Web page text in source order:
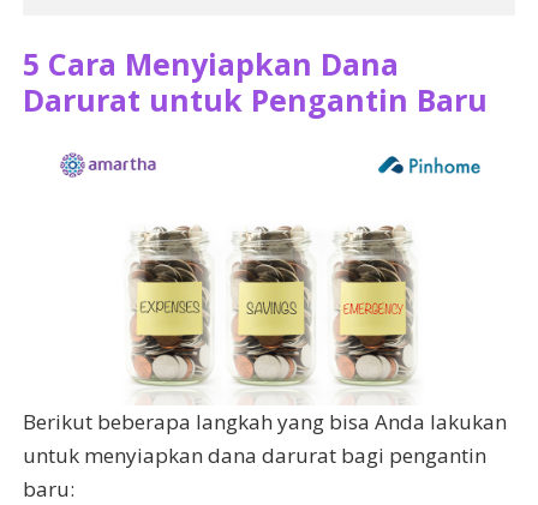
5 Cara Menyiapkan Dana
Darurat untuk Pengantin Baru
Berikut beberapa langkah yang bisa Anda lakukan
untuk menyiapkan dana darurat bagi pengantin
baru: